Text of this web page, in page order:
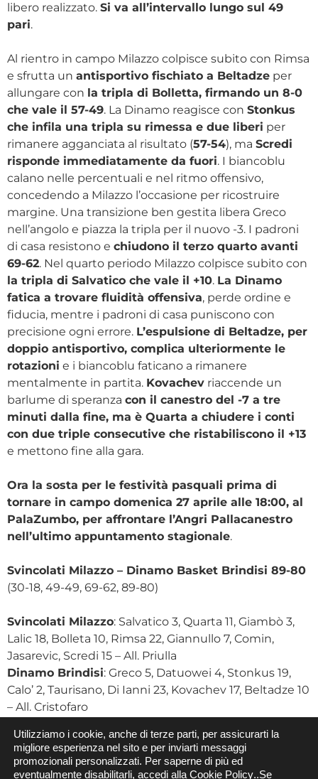
libero realizzato. Si va all’intervallo lungo sul 49
pari.
Al rientro in campo Milazzo colpisce subito con Rimsa
e sfrutta un antisportivo fischiato a Beltadze per
allungare con la tripla di Bolletta, firmando un 8-0
che vale il 57-49. La Dinamo reagisce con Stonkus
che infila una tripla su rimessa e due liberi per
rimanere agganciata al risultato (57-54), ma Scredi
risponde immediatamente da fuori. I biancoblu
calano nelle percentuali e nel ritmo offensivo,
concedendo a Milazzo l’occasione per ricostruire
margine. Una transizione ben gestita libera Greco
nell’angolo e piazza la tripla per il nuovo -3. I padroni
di casa resistono e chiudono il terzo quarto avanti
69-62. Nel quarto periodo Milazzo colpisce subito con
la tripla di Salvatico che vale il +10. La Dinamo
fatica a trovare fluidità offensiva, perde ordine e
fiducia, mentre i padroni di casa puniscono con
precisione ogni errore. L’espulsione di Beltadze, per
doppio antisportivo, complica ulteriormente le
rotazioni e i biancoblu faticano a rimanere
mentalmente in partita. Kovachev riaccende un
barlume di speranza con il canestro del -7 a tre
minuti dalla fine, ma è Quarta a chiudere i conti
con due triple consecutive che ristabiliscono il +13
e mettono fine alla gara.
Ora la sosta per le festività pasquali prima di
tornare in campo domenica 27 aprile alle 18:00, al
PalaZumbo, per affrontare l’Angri Pallacanestro
nell’ultimo appuntamento stagionale.
Svincolati Milazzo – Dinamo Basket Brindisi 89-80
(30-18, 49-49, 69-62, 89-80)
Svincolati Milazzo: Salvatico 3, Quarta 11, Giambò 3,
Lalic 18, Bolleta 10, Rimsa 22, Giannullo 7, Comin,
Jasarevic, Scredi 15 – All. Priulla
Dinamo Brindisi: Greco 5, Datuowei 4, Stonkus 19,
Calo’ 2, Taurisano, Di Ianni 23, Kovachev 17, Beltadze 10
– All. Cristofaro
Trapani
Ufficio Comunicazione – Dinamo Basket Brindisi
Utilizziamo i cookie, anche di terze parti, per assicurarti la
migliore esperienza nel sito e per inviarti messaggi
promozionali personalizzati. Per saperne di più ed
eventualmente disabilitarli, accedi alla Cookie Policy..Se